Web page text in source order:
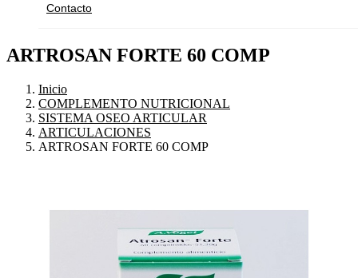
Contacto
ARTROSAN FORTE 60 COMP
Inicio
COMPLEMENTO NUTRICIONAL
SISTEMA OSEO ARTICULAR
ARTICULACIONES
ARTROSAN FORTE 60 COMP